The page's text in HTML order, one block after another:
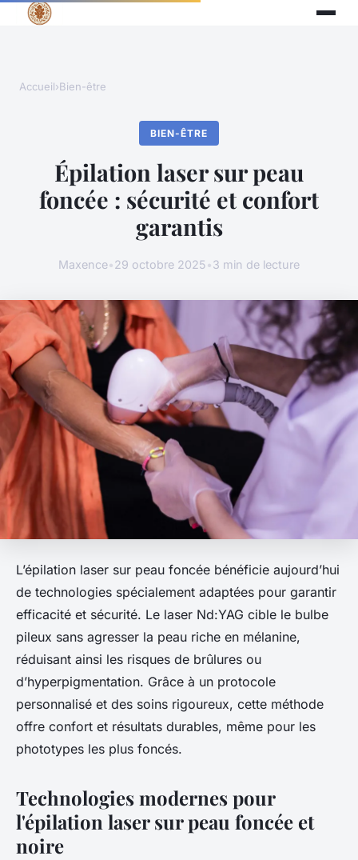
Accueil›Bien-être
BIEN-ÊTRE
Épilation laser sur peau
foncée : sécurité et confort
garantis
Maxence•29 octobre 2025•3 min de lecture
L’épilation laser sur peau foncée bénéficie aujourd’hui
de technologies spécialement adaptées pour garantir
efficacité et sécurité. Le laser Nd:YAG cible le bulbe
pileux sans agresser la peau riche en mélanine,
réduisant ainsi les risques de brûlures ou
d’hyperpigmentation. Grâce à un protocole
personnalisé et des soins rigoureux, cette méthode
offre confort et résultats durables, même pour les
phototypes les plus foncés.
Technologies modernes pour
l'épilation laser sur peau foncée et
noire